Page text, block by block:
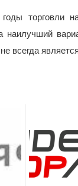
торговли
наилучший
всегда